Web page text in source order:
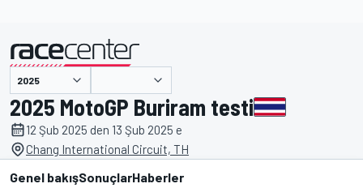
2025 MotoGP Buriram testi
12 Şub 2025 den 13 Şub 2025 e
Chang International Circuit, TH
Genel bakışSonuçlarHaberler